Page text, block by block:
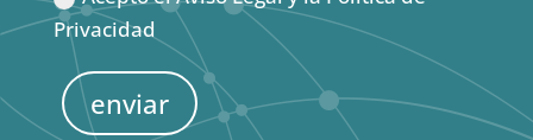
Privacidad
enviar